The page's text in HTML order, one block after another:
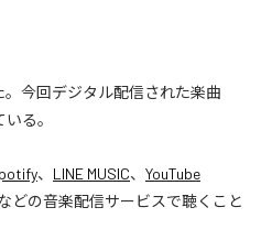
。今回デジタル配信された楽曲
る。
、 LINE MUSIC、 YouTube
どの音楽配信サービスで聴くこと